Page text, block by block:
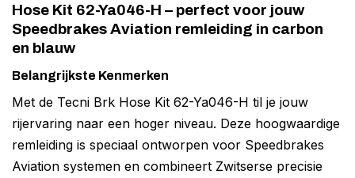
Hose Kit 62-Ya046-H – perfect voor jouw
Speedbrakes Aviation remleiding in carbon
en blauw
Belangrijkste Kenmerken
Met de Tecni Brk Hose Kit 62-Ya046-H til je jouw
rijervaring naar een hoger niveau. Deze hoogwaardige
remleiding is speciaal ontworpen voor Speedbrakes
Aviation systemen en combineert Zwitserse precisie